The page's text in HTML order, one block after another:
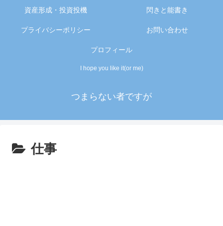
I hope you like it(or me)
つまらない者ですが
資産形成・投資投機 閃きと能書き
プライバシーポリシー お問い合わせ
プロフィール
仕事